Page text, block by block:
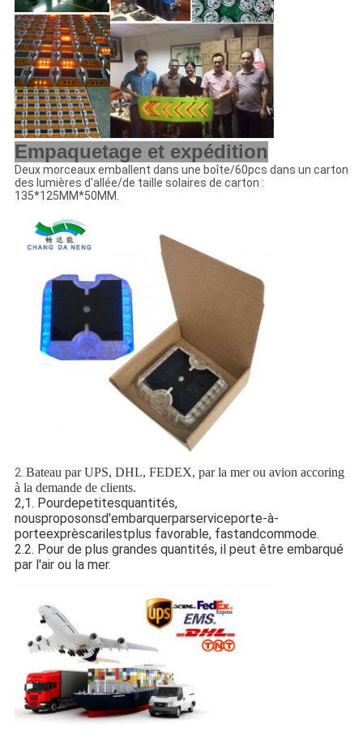
Empaquetage et expédition
Deux morceaux emballent dans une boîte/60pcs dans un carton
des lumières d'allée/de taille solaires de carton :
135*125MM*50MM.
2. Bateau par UPS, DHL, FEDEX, par la mer ou avion accoring
à la demande de clients.
2,1. Pourdepetitesquantités,
nousproposonsd'embarquerparserviceporte-à-
porteexprèscarilestplus favorable, fastandcommode.
2.2. Pour de plus grandes quantités, il peut être embarqué
par l'air ou la mer.